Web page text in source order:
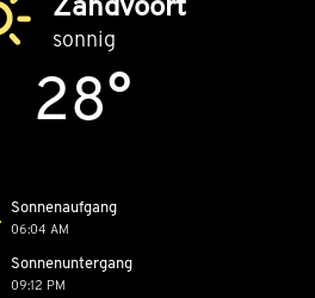
sonnig
28°
Sonnenaufgang
06:04 AM
Sonnenuntergang
09:12 PM